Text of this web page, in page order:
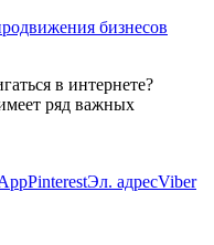
бизнесов
в интернете?
ряд важных
PinterestЭл. адресViber